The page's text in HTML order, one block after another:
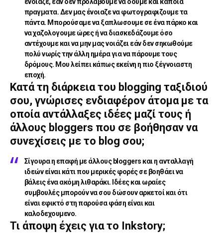
πραγματα. Δεν μας ένοιαζε να φωτογραφιζουμε τα
πάντα. Μπορούσαμε να ξαπλωσουμε σε ένα πάρκο και
να χαζολογουμε ώρες ή να διασκεδάζουμε όσο
αντέχουμε και να μην μας νοιάζει εάν δεν σηκωθούμε
πολύ νωρίς την άλλη ημέρα για να πάρουμε τους
δρόμους. Μου λείπει κάπως εκείνη η πιο ξέγνοιαστη
εποχή.
Κατά τη διάρκεια του blogging ταξιδιού
σου, γνώρισες ενδιαφέρον άτομα με τα
οποία αντάλλαξες ιδέες μαζί τους ή
άλλους bloggers που σε βοήθησαν να
συνεχίσεις με το blog σου;
Σίγουρα η επαφή με άλλους bloggers και η ανταλλαγή
ιδεών είναι κάτι που μερικές φορές σε βοηθάει να
βάλεις ένα ακόμη λιθαράκι. Ιδέες και ωραίες
συμβουλές μπορούν να σου δώσουν αρκετοί και ότι
είναι εφικτό στη παρούσα φάση είναι και
καλοδεχουμενο.
Τι άποψη έχεις για το Inkstory;